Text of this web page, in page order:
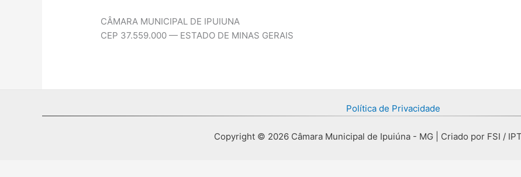
CÂMARA MUNICIPAL DE IPUIUNA
CEP 37.559.000 — ESTADO DE MINAS GERAIS
Política de Privacidade
Copyright © 2026 Câmara Municipal de Ipuiúna - MG | Criado por FSI /